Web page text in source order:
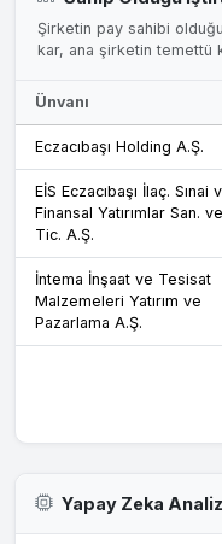
Şirketin pay sahibi
kar, ana şirketin temettü
Ünvanı
Eczacıbaşı Holding A.Ş.
EİS Eczacıbaşı İlaç. Sınai
Finansal Yatırımlar San. ve
Tic. A.Ş.
İntema İnşaat ve Tesisat
Malzemeleri Yatırım ve
Pazarlama A.Ş.
Yapay Zeka